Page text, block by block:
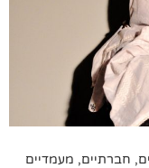
חברתיים, מעמדיים